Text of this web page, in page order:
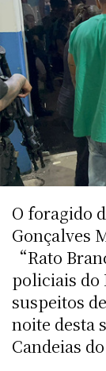
O foragido
Gonçalves
“Rato
policiais do
suspeitos
noite desta
Candeias